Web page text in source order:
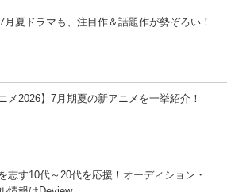
月夏ドラマも、注目作＆話題作が勢ぞろい！
メ2026】7月期夏の新アニメを一挙紹介！
志す10代～20代を応援！オーディション・